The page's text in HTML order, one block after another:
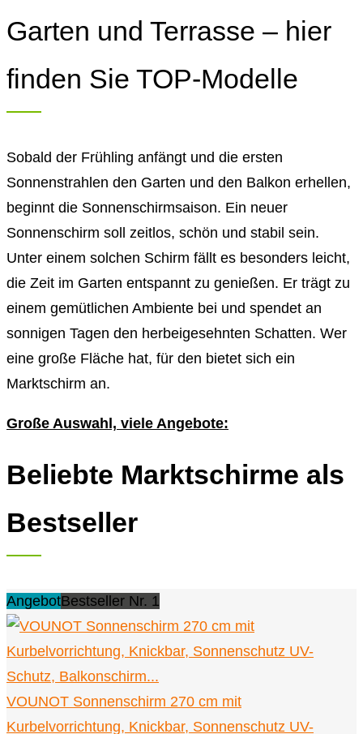
Garten und Terrasse – hier
finden Sie TOP-Modelle
Sobald der Frühling anfängt und die ersten
Sonnenstrahlen den Garten und den Balkon erhellen,
beginnt die Sonnenschirmsaison. Ein neuer
Sonnenschirm soll zeitlos, schön und stabil sein.
Unter einem solchen Schirm fällt es besonders leicht,
die Zeit im Garten entspannt zu genießen. Er trägt zu
einem gemütlichen Ambiente bei und spendet an
sonnigen Tagen den herbeigesehnten Schatten. Wer
eine große Fläche hat, für den bietet sich ein
Marktschirm an.
Große Auswahl, viele Angebote:
Beliebte Marktschirme als
Bestseller
AngebotBestseller Nr. 1
VOUNOT Sonnenschirm 270 cm mit
Kurbelvorrichtung, Knickbar, Sonnenschutz UV-